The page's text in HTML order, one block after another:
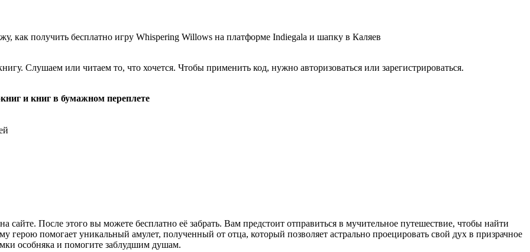
как получить бесплатно игру Whispering Willows на платформе Indiegala и шапку в Каляев
Слушаем или читаем то, что хочется. Чтобы применить код, нужно авторизоваться или зарегистрироваться.
и книг в бумажном переплете
сайте. После этого вы можете бесплатно её забрать. Вам предстоит отправиться в мучительное путешествие, чтобы найти
герою помогает уникальный амулет, полученный от отца, который позволяет астрально проецировать свой дух в призрачное
особняка и помогите заблудшим душам.